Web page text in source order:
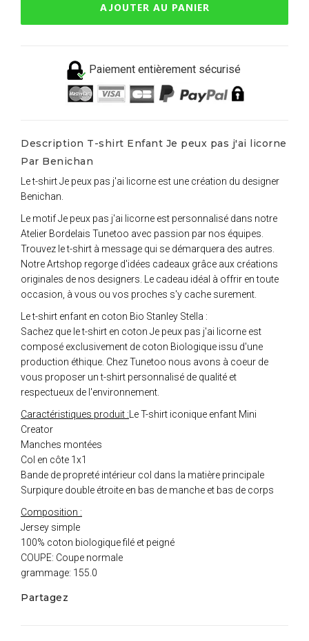
AJOUTER AU PANIER
Paiement entièrement sécurisé
Description T-shirt Enfant Je peux pas j'ai licorne
Par Benichan
Le t-shirt Je peux pas j'ai licorne est une création du designer
Benichan.
Le motif Je peux pas j'ai licorne est personnalisé dans notre
Atelier Bordelais Tunetoo avec passion par nos équipes.
Trouvez le t-shirt à message qui se démarquera des autres.
Notre Artshop regorge d'idées cadeaux grâce aux créations
originales de nos designers. Le cadeau idéal à offrir en toute
occasion, à vous ou vos proches s'y cache surement.
Le t-shirt enfant en coton Bio Stanley Stella :
Sachez que le t-shirt en coton Je peux pas j'ai licorne est
composé exclusivement de coton Biologique issu d'une
production éthique. Chez Tunetoo nous avons à coeur de
vous proposer un t-shirt personnalisé de qualité et
respectueux de l'environnement.
Caractéristiques produit : Le T-shirt iconique enfant Mini
Creator
Manches montées
Col en côte 1x1
Bande de propreté intérieur col dans la matière principale
Surpiqure double étroite en bas de manche et bas de corps
Composition :
Jersey simple
100% coton biologique filé et peigné
COUPE: Coupe normale
grammage: 155.0
Partagez